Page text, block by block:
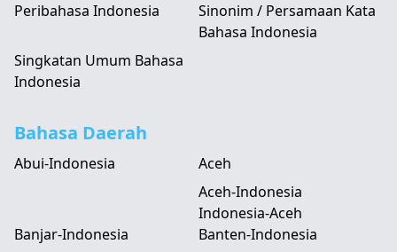
Peribahasa Indonesia
Sinonim / Persamaan Kata
Bahasa Indonesia
Singkatan Umum Bahasa
Indonesia
Bahasa Daerah
Abui-Indonesia
Aceh
Aceh-Indonesia
Indonesia-Aceh
Banjar-Indonesia
Banten-Indonesia